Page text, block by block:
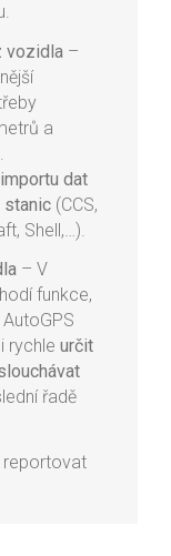
vozidla –
a
importu dat
stanic(CCS,
Shell,…).
– V
funkce,
rychle určit
řadě